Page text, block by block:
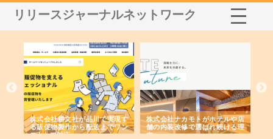
リリースジャーナルネットワーク
株式会社耕文社が品川で実現す
る販促物製作から配送までワン
ストップ対応
株式会社ナカモトがホテルや店
舗の内装改修で選ばれ続ける理
由